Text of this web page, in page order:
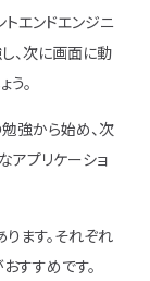
エンドエンジニ
、次に画面に動
。
強から始め、次
アプリケーショ
ます。それぞれ
すすめです。